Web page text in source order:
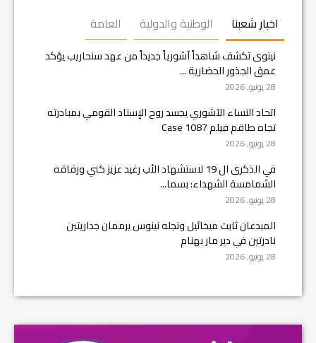
اخبار شعبنا الوطنية والدولية العامة
نينوى تكشف شاهداً آشورياً جديداً من عهد سنحاريب يؤكد
عمق الجذور الحضارية ...
28 يونيو, 2026
اتحاد النساء الآشوري يجسد روح الإسناد القومي بمبادرته
تجاه طاقم فيلم Case 1087
28 يونيو, 2026
في الذكرى ال 19 لاستشهاد الأب رغيد عزيز كني ورفاقه
الشمامسة الشهداء: بسما...
28 يونيو, 2026
المبدعان ثابت ميخائيل ونجله نينوس يرممان جداريتين
نادرتين في دير مار بهنام
28 يونيو, 2026